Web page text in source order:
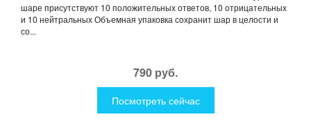
шаре присутствуют 10 положительных ответов, 10 отрицательных
и 10 нейтральных Объемная упаковка сохранит шар в целости и
со...
790 руб.
Посмотреть сейчас